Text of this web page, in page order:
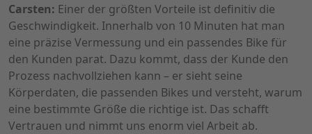
Carsten: Einer der größten Vorteile ist definitiv die
Geschwindigkeit. Innerhalb von 10 Minuten hat man
eine präzise Vermessung und ein passendes Bike für
den Kunden parat. Dazu kommt, dass der Kunde den
Prozess nachvollziehen kann – er sieht seine
Körperdaten, die passenden Bikes und versteht, warum
eine bestimmte Größe die richtige ist. Das schafft
Vertrauen und nimmt uns enorm viel Arbeit ab.